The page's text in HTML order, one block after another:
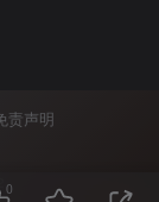
责声明
0